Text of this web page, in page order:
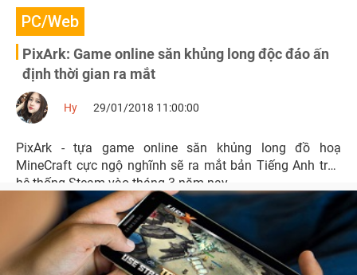
PC/Web
PixArk: Game online săn khủng long độc đáo ấn
định thời gian ra mắt
Hy 29/01/2018 11:00:00
PixArk - tựa game online săn khủng long đồ hoạ
MineCraft cực ngộ nghĩnh sẽ ra mắt bản Tiếng Anh trên
hệ thống Steam vào tháng 3 năm nay.